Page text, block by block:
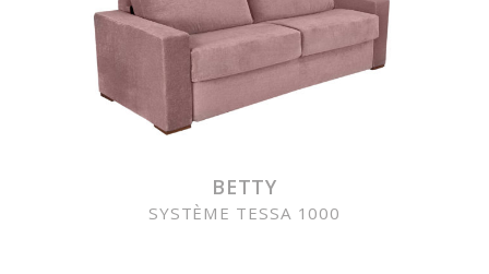
BETTY
SYSTÈME TESSA 1000